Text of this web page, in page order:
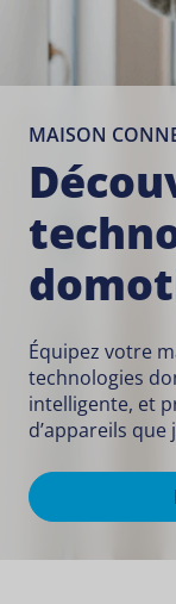
MAISON
Équipez votre
technologies
intelligente, et
d’appareils que